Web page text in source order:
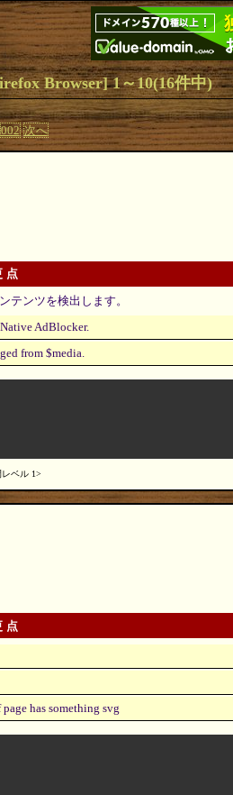
Browser] 1～10(16件中)
002 次へ
点
テンツを検出します。
AdBlocker.
from $media.
レベル 1
点
has something svg